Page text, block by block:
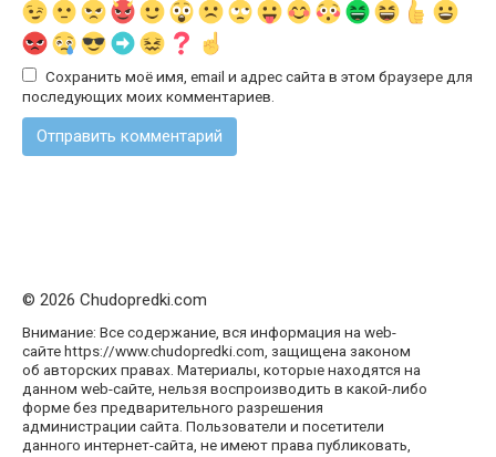
Сохранить моё имя, email и адрес сайта в этом браузере для
последующих моих комментариев.
© 2026 Chudopredki.com
Внимание: Все содержание, вся информация на web-
сайте https://www.chudopredki.com, защищена законом
об авторских правах. Материалы, которые находятся на
данном web-сайте, нельзя воспроизводить в какой-либо
форме без предварительного разрешения
администрации сайта. Пользователи и посетители
данного интернет-сайта, не имеют права публиковать,